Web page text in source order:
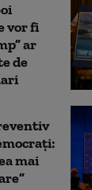
vor fi
ar
de
mai